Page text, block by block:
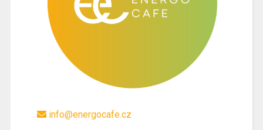
info@energocafe.cz